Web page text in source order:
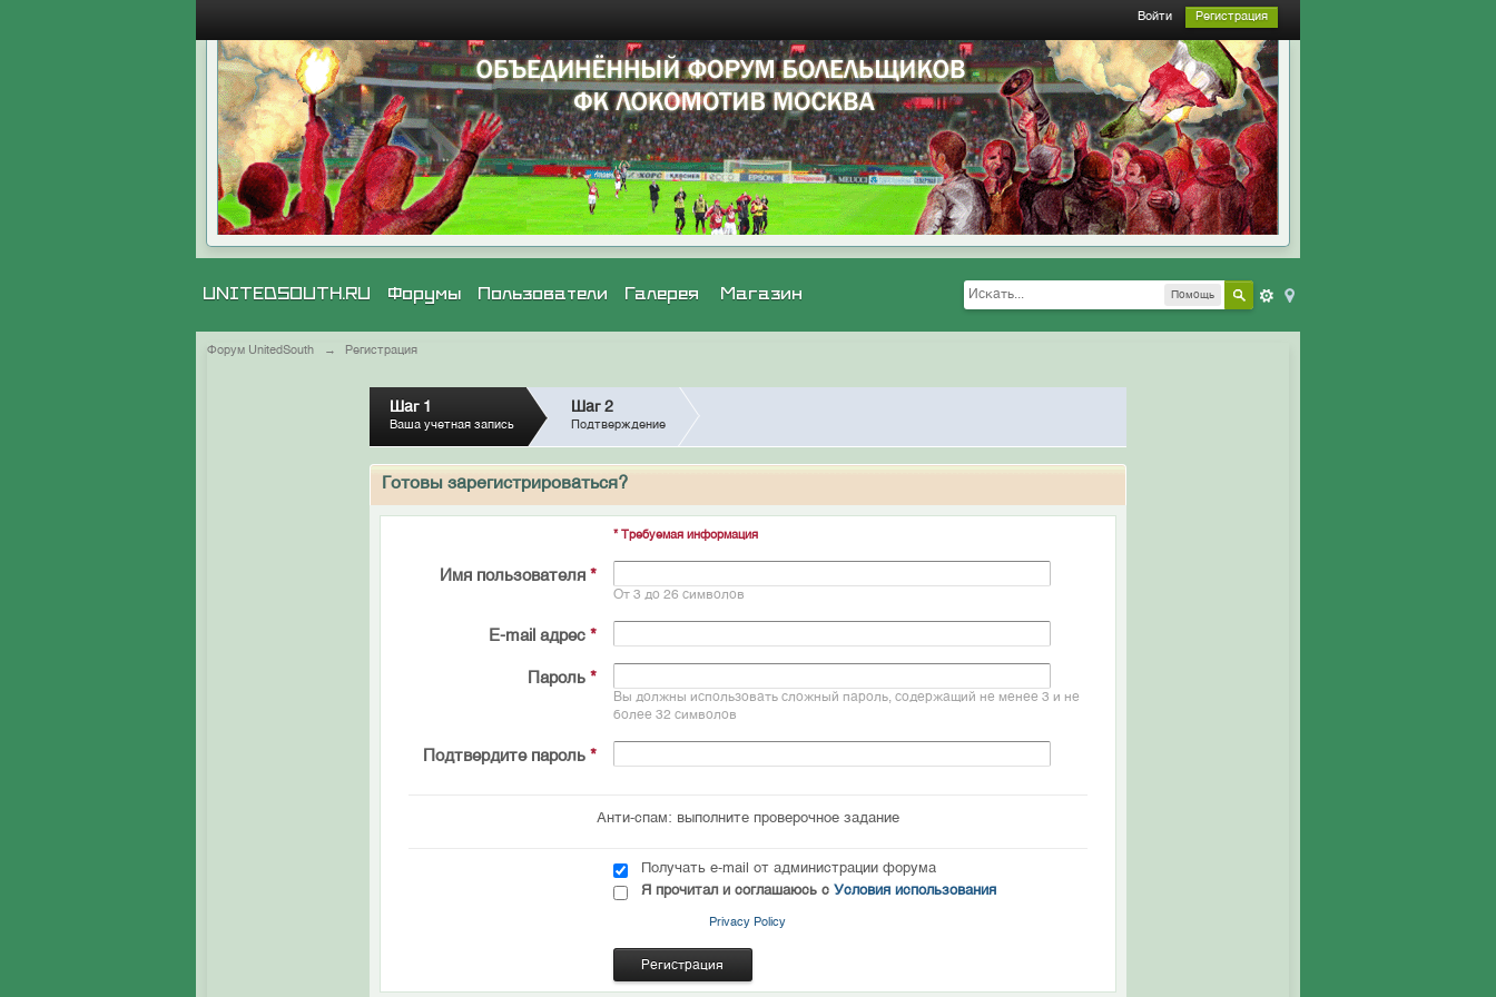
Войти Регистрация
Помощь
UNITEDSOUTH.RU Галерея Магазин
Форумы Пользователи
Форум UnitedSouth → Регистрация
Шаг 1
Ваша учетная запись
Шаг 2
Подтверждение
Готовы зарегистрироваться?
* Требуемая информация
Имя пользователя *
От 3 до 26 символов
E-mail адрес *
Пароль *
Вы должны использовать сложный пароль, содержащий не менее 3 и не
более 32 символов
Подтвердите пароль *
Анти-спам: выполните проверочное задание
Получать e-mail от администрации форума
Я прочитал и соглашаюсь с Условия использования
Privacy Policy